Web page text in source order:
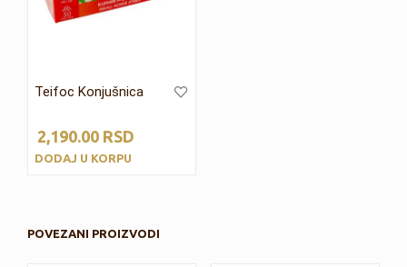
Teifoc Konjušnica
2,190.00 RSD
DODAJ U KORPU
POVEZANI PROIZVODI